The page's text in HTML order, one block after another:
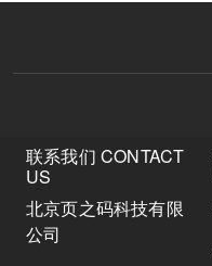
联系我们 CONTACT
US
北京页之码科技有限
公司